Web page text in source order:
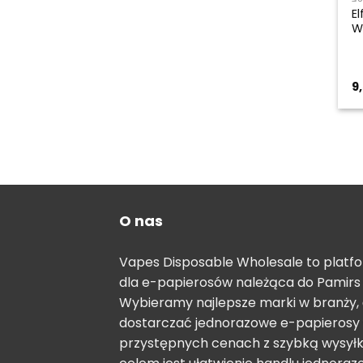
O nas
Vapes Disposable Wholesale to
dla e-papierosów należąca do Pamirs
Wybieramy najlepsze marki w
dostarczać jednorazowe e-papierosy
przystępnych cenach z szybką